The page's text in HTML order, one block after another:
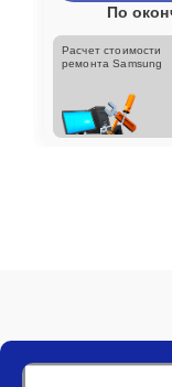
По
Расчет стоимости
ремонта Samsung